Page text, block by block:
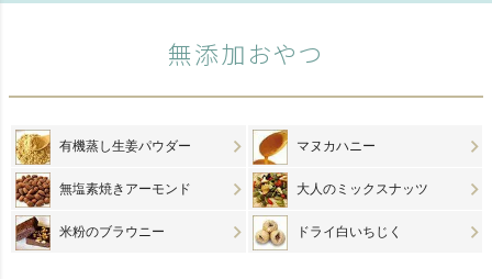
無添加おやつ
有機蒸し生姜パウダー マヌカハニー
無塩素焼きアーモンド 大人のミックスナッツ
米粉のブラウニー ドライ白いちじく